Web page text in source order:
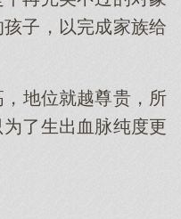
子，以完成家族给
地位就越尊贵，所
了生出血脉纯度更